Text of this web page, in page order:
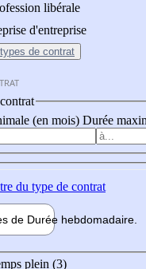
libérale
d'entreprise
de contrat
(en mois) Durée
du type de contrat
de Durée hebdomadaire
plein (3)